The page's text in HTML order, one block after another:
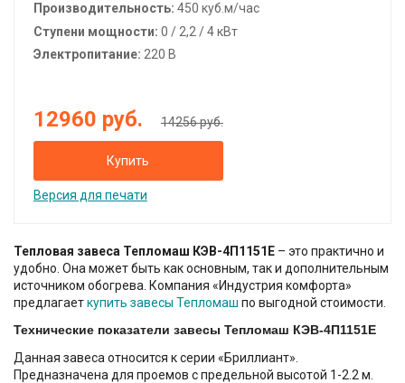
Производительность: 450 куб.м/час
Ступени мощности: 0 / 2,2 / 4 кВт
Электропитание: 220 В
12960 руб. 14256 руб.
Купить
Версия для печати
Тепловая завеса Тепломаш КЭВ-4П1151Е – это практично и
удобно. Она может быть как основным, так и дополнительным
источником обогрева. Компания «Индустрия комфорта»
предлагаеткупить завесы Тепломаш по выгодной стоимости.
Технические показатели завесы Тепломаш КЭВ-4П1151Е
Данная завеса относится к серии «Бриллиант».
Предназначена для проемов с предельной высотой 1-2.2 м.